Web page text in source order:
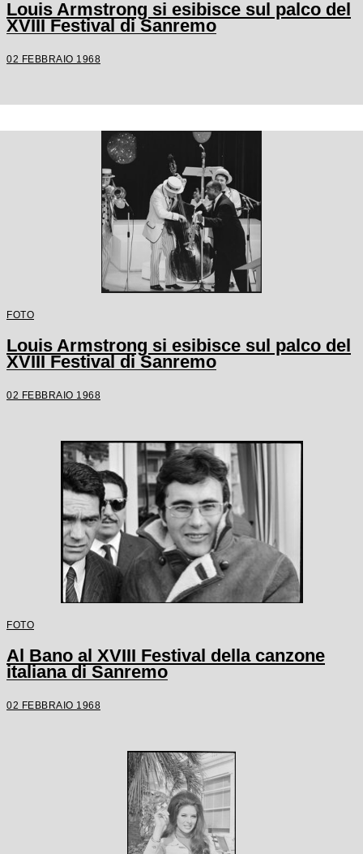
Louis Armstrong si esibisce sul palco del
XVIII Festival di Sanremo
02 FEBBRAIO 1968
FOTO
Louis Armstrong si esibisce sul palco del
XVIII Festival di Sanremo
02 FEBBRAIO 1968
FOTO
Al Bano al XVIII Festival della canzone
italiana di Sanremo
02 FEBBRAIO 1968